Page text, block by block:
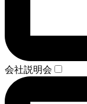
会社説明会